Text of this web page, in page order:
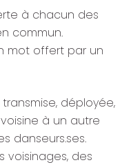
à chacun des
commun.
mot offert par un
déployée,
voisine à un autre
danseurs.ses.
voisinages, des